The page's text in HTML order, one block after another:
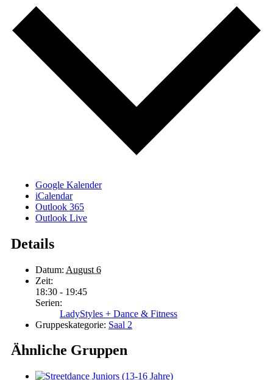
Google Kalender
iCalendar
Outlook 365
Outlook Live
Details
Datum: August 6
Zeit:
18:30 - 19:45
Serien:
LadyStyles + Dance & Fitness
Gruppeskategorie: Saal 2
Ähnliche Gruppen